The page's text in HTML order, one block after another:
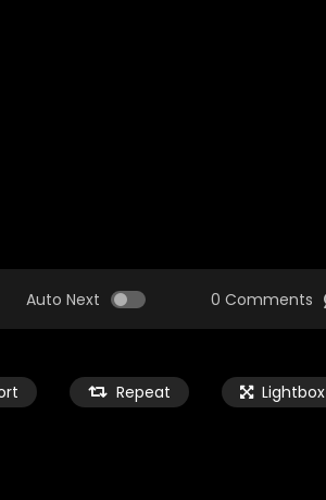
Auto Next 0 Comments
Repeat Lightbox